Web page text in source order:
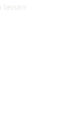
lassen